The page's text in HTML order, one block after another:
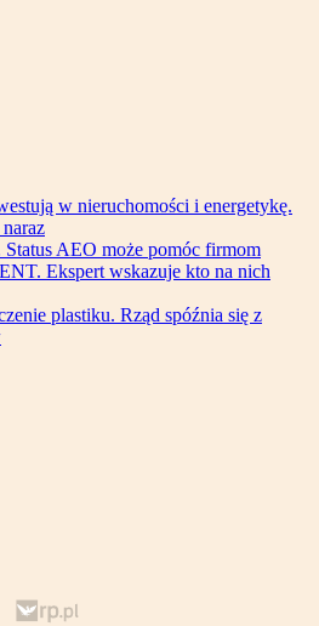
w nieruchomości i energetykę.
Status AEO może pomóc firmom
Ekspert wskazuje kto na nich
plastiku. Rząd spóźnia się z